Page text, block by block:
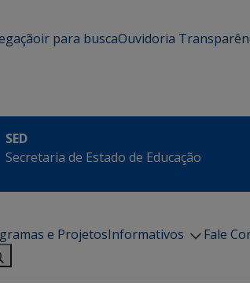
ir para buscaOuvidoria
SED
Secretaria de Estado de Educação
e ProjetosInformativos Fale